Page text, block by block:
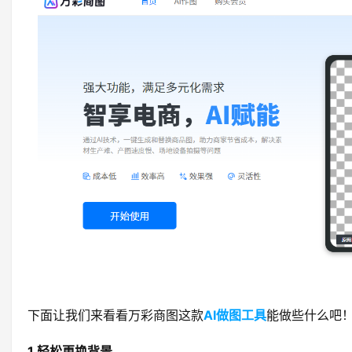
下面让我们来看看万彩商图这款AI做图工具能做些什么吧